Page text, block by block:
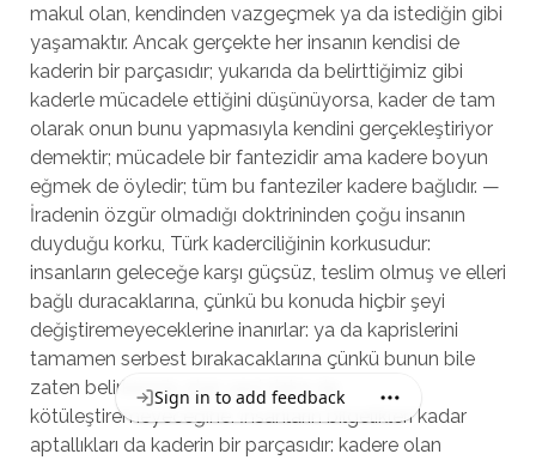
makul olan, kendinden vazgeçmek ya da istediğin gibi
yaşamaktır. Ancak gerçekte her insanın kendisi de
kaderin bir parçasıdır; yukarıda da belirttiğimiz gibi
kaderle mücadele ettiğini düşünüyorsa, kader de tam
olarak onun bunu yapmasıyla kendini gerçekleştiriyor
demektir; mücadele bir fantezidir ama kadere boyun
eğmek de öyledir; tüm bu fanteziler kadere bağlıdır. —
İradenin özgür olmadığı doktrininden çoğu insanın
duyduğu korku, Türk kaderciliğinin korkusudur:
insanların geleceğe karşı güçsüz, teslim olmuş ve elleri
bağlı duracaklarına, çünkü bu konuda hiçbir şeyi
değiştiremeyeceklerine inanırlar: ya da kaprislerini
tamamen serbest bırakacaklarına çünkü bunun bile
zaten belirlenmiş olan şeyi daha da
kötüleştiremeyeceğine. İnsanların bilgelikleri kadar
aptallıkları da kaderin bir parçasıdır: kadere olan
Sign in to add feedback